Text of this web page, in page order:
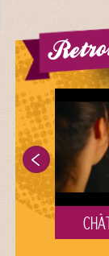
CHÂTEAU HAUT